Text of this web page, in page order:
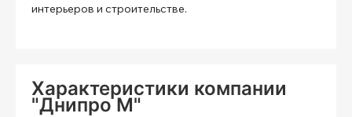
интерьеров и строительстве.
Характеристики компании
"Днипро М"